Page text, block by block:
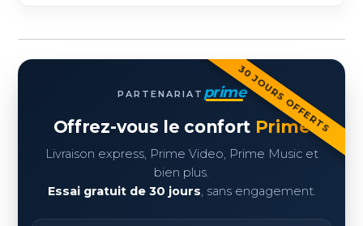
30 JOURS OFFERTS
PARTENARIAT prime
Offrez-vous le confort Prime
Livraison express, Prime Video, Prime Music et
bien plus.
Essai gratuit de 30 jours, sans engagement.